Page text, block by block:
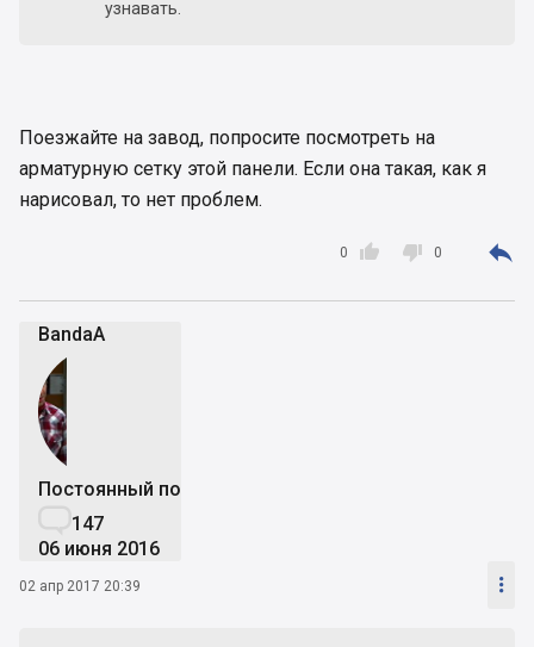
узнавать.
Поезжайте на завод, попросите посмотреть на
арматурную сетку этой панели. Если она такая, как я
нарисовал, то нет проблем.

0  0 
BandaA
Постоянный пользователь
147
06 июня 2016
02 апр 2017 20:39 